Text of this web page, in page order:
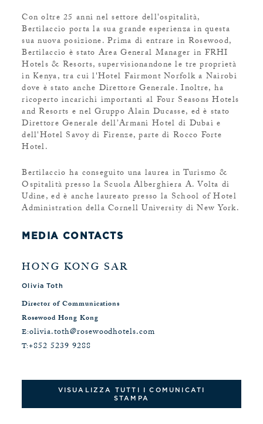
Con oltre 25 anni nel settore dell'ospitalità,
Bertilaccio porta la sua grande esperienza in questa
sua nuova posizione. Prima di entrare in Rosewood,
Bertilaccio è stato Area General Manager in FRHI
Hotels & Resorts, supervisionandone le tre proprietà
in Kenya, tra cui l'Hotel Fairmont Norfolk a Nairobi
dove è stato anche Direttore Generale. Inoltre, ha
ricoperto incarichi importanti al Four Seasons Hotels
and Resorts e nel Gruppo Alain Ducasse, ed è stato
Direttore Generale dell’Armani Hotel di Dubai e
dell'Hotel Savoy di Firenze, parte di Rocco Forte
Hotel.
Bertilaccio ha conseguito una laurea in Turismo &
Ospitalità presso la Scuola Alberghiera A. Volta di
Udine, ed è anche laureato presso la School of Hotel
Administration della Cornell University di New York.
MEDIA CONTACTS
HONG KONG SAR
Olivia Toth
Director of Communications
Rosewood Hong Kong
E:olivia.toth@rosewoodhotels.com
T:+852 5239 9288
VISUALIZZA TUTTI I COMUNICATI
STAMPA